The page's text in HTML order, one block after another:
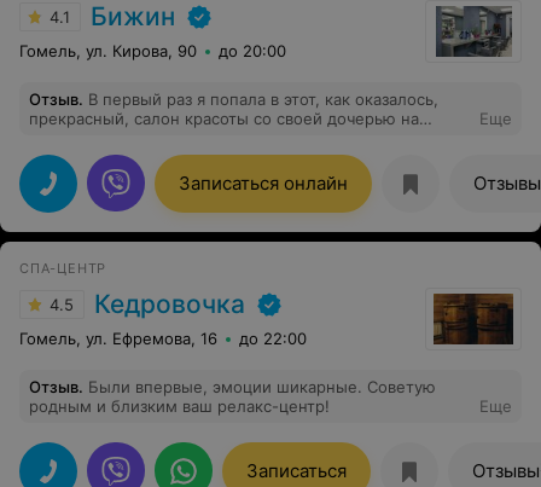
4.1 Бижин
Гомель, ул. Кирова, 90 до 20:00
Отзыв. В первый раз я попала в этот, как оказалось,
прекрасный, салон красоты со своей дочерью на
высоте, всё быстро качественно и внимательно. Затем
прокол сделали и моей крестнице, опять же всё
супер. Ну а потом я решила здесь окрасить волосы и
сделать стрижку, мастер Алёна мне в этом отлично
помогла, всё профессионально, качественно.
прекрасная Галина, просто умничка мне произвела в
технике балаяж окрас волос... Девочки, это просто
бомба, очень рекомендую, и завершила все укладкой.
В общем провела чудесно время, коллектив супер.
Удачи вам девочки и конечно хороших, благодарных
Еще
Записаться онлайн Отзывы
СПА-ЦЕНТР
4.5 Кедровочка
Гомель, ул. Ефремова, 16 до 22:00
Отзыв. Были впервые, эмоции шикарные. Советую
родным и близким ваш релакс-центр!
Еще
Записаться Отзывы